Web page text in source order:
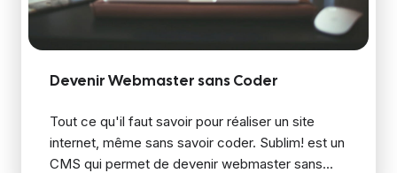
Devenir Webmaster sans Coder
Tout ce qu'il faut savoir pour réaliser un site
internet, même sans savoir coder. Sublim! est un
CMS qui permet de devenir webmaster sans...